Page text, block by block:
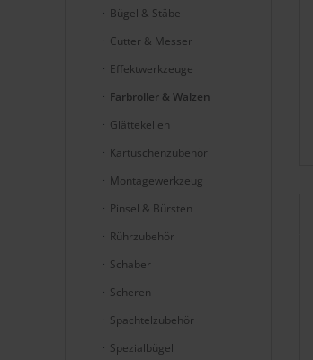
Bügel & Stäbe
Cutter & Messer
Effektwerkzeuge
Farbroller & Walzen
Glättekellen
Kartuschenzubehör
Montagewerkzeug
Pinsel & Bürsten
Rührzubehör
Schaber
Scheren
Spachtelzubehör
Spezialbügel